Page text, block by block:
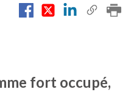
fort occupé,